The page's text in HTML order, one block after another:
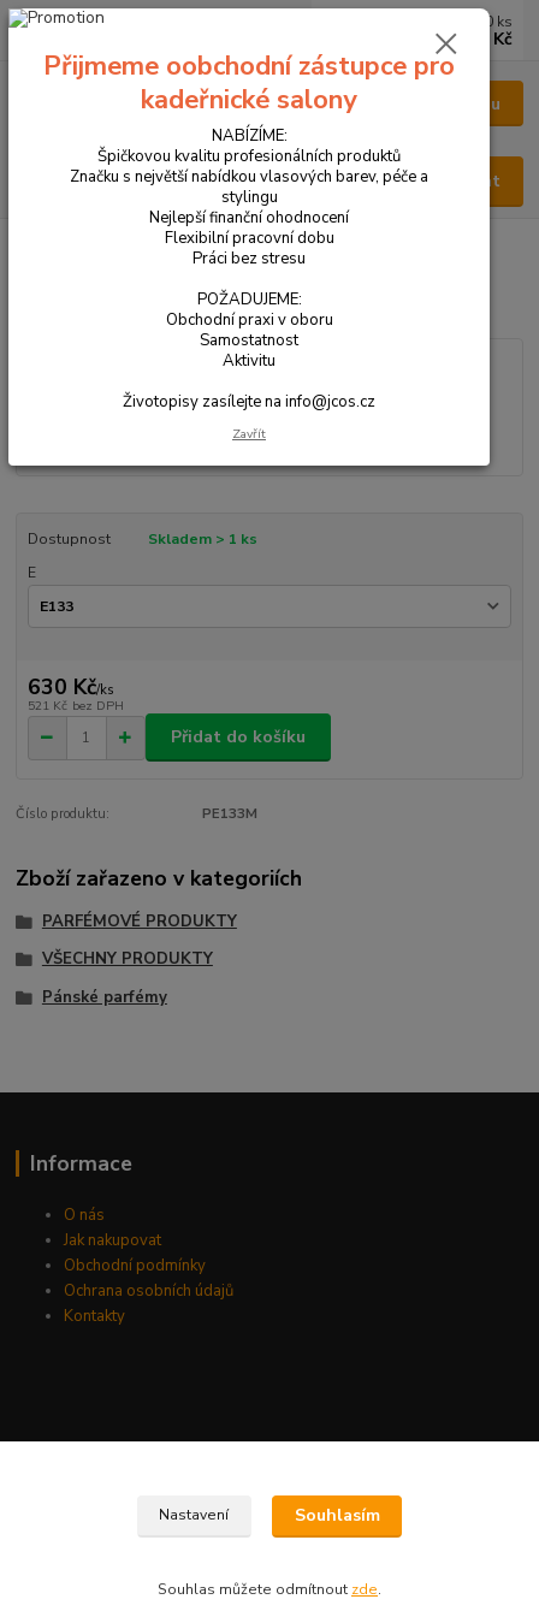
Menu
Hledat
0 ks
0 Kč
VŠECHNY PRODUKTY PARFÉM PÁNSKÝ 50ml
PARFÉM PÁNSKÝ 50ml
Dostupnost
Skladem > 1 ks
E
630 Kč/ks
521 Kč bez DPH
Přidat do košíku
Číslo produktu: PE133M
Zboží zařazeno v kategoriích
PARFÉMOVÉ PRODUKTY
VŠECHNY PRODUKTY
Pánské parfémy
Informace
O nás
Jak nakupovat
Obchodní podmínky
Ochrana osobních údajů
Kontakty
Přijmeme oobchodní zástupce pro
kadeřnické salony
NABÍZÍME:
Špičkovou kvalitu profesionálních produktů
Značku s největší nabídkou vlasových barev, péče a
stylingu
Nejlepší finanční ohodnocení
Flexibilní pracovní dobu
Práci bez stresu
POŽADUJEME:
Obchodní praxi v oboru
Samostatnost
Aktivitu
Životopisy zasílejte na info@jcos.cz
Zavřít
Nastavení Souhlasím
Souhlas můžete odmítnout zde.